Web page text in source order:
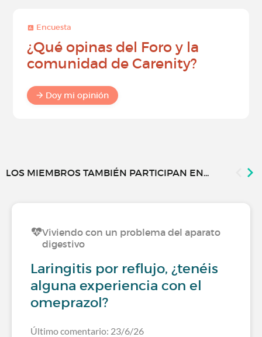
Encuesta
¿Qué opinas del Foro y la
comunidad de Carenity?
Doy mi opinión
LOS MIEMBROS TAMBIÉN PARTICIPAN EN...
Viviendo con un problema del aparato
digestivo
Laringitis por reflujo, ¿tenéis
alguna experiencia con el
omeprazol?
Último comentario: 23/6/26